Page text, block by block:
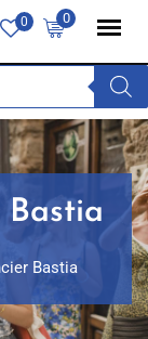
0
0
Bastia
Bastia